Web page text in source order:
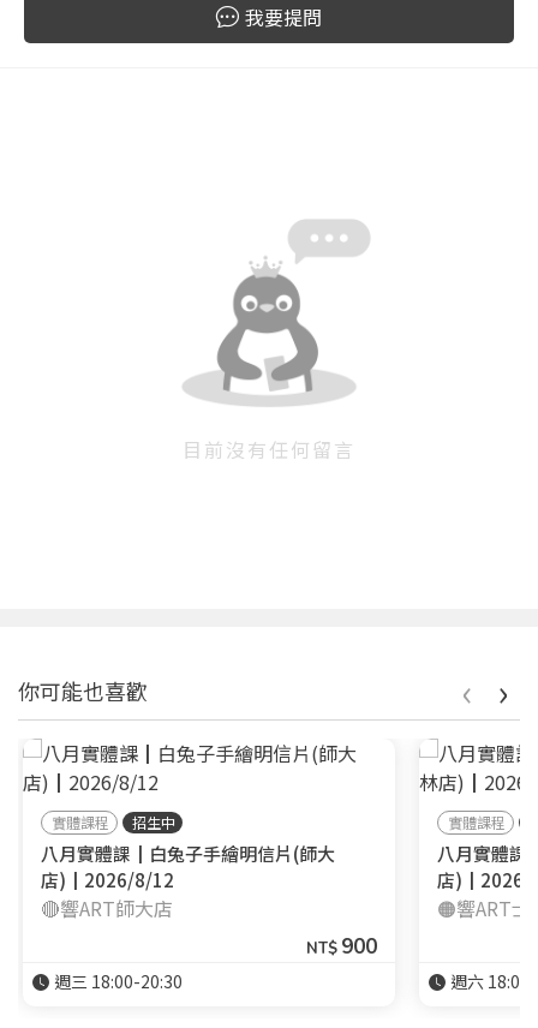
忘記密碼 註冊
我要提問
目前沒有任何留言
你可能也喜歡
實體課程 招生中
八月實體課┃白兔子手繪明信片(師大
店)┃2026/8/12
🔴響ART師大店
NT$ 900
週三 18:00-20:30
實體課程
八月實體課
店)┃2026/
🟠響ART士
週六
‹ ›